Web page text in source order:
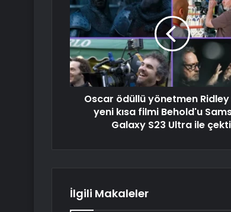
Oscar ödüllü yönetmen
yeni kısa filmi Behold'u
Galaxy S23 Ultra ile
İlgili Makaleler